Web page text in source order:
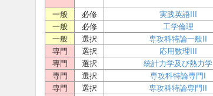
一般 必修 実践英語III
一般
必修 工学倫理
一般
選択 専攻科特論一般II
専門
選択 応用数理III
専門
選択 統計力学及び熱力学
専門
選択 専攻科特論専門I
専門
選択 専攻科特論専門II